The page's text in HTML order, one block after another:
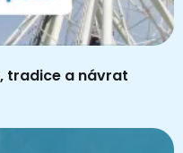
tradice a návrat